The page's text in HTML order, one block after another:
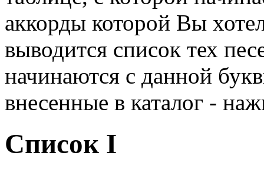
аккорды которой Вы
выводится список тех
начинаются с данной
внесенные в каталог -
Список І